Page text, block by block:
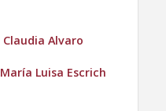
Claudia Alvaro
María Luisa Escrich